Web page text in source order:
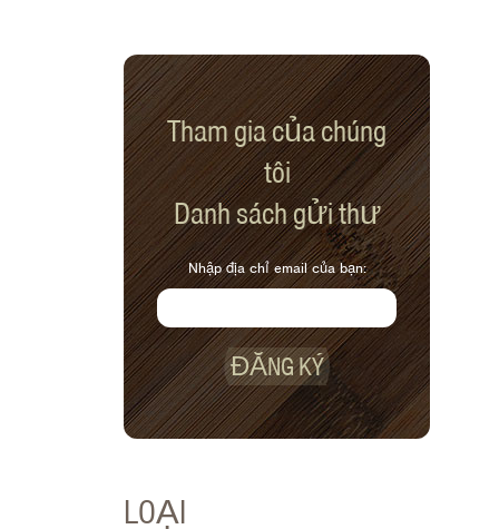
Tham gia của chúng
tôi
Danh sách gửi thư
Nhập địa chỉ email của bạn:
ĐĂNG KÝ
LOẠI